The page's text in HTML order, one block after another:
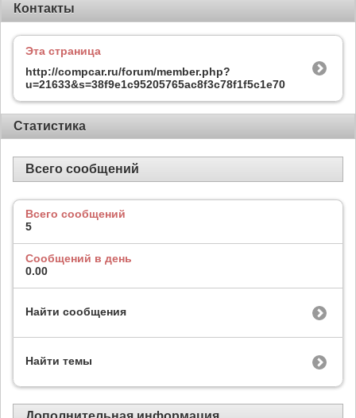
Контакты
Эта страница
http://compcar.ru/forum/member.php?
u=21633&s=38f9e1c95205765ac8f3c78f1f5c1e70
Статистика
Всего сообщений
Всего сообщений
5
Сообщений в день
0.00
Найти сообщения
Найти темы